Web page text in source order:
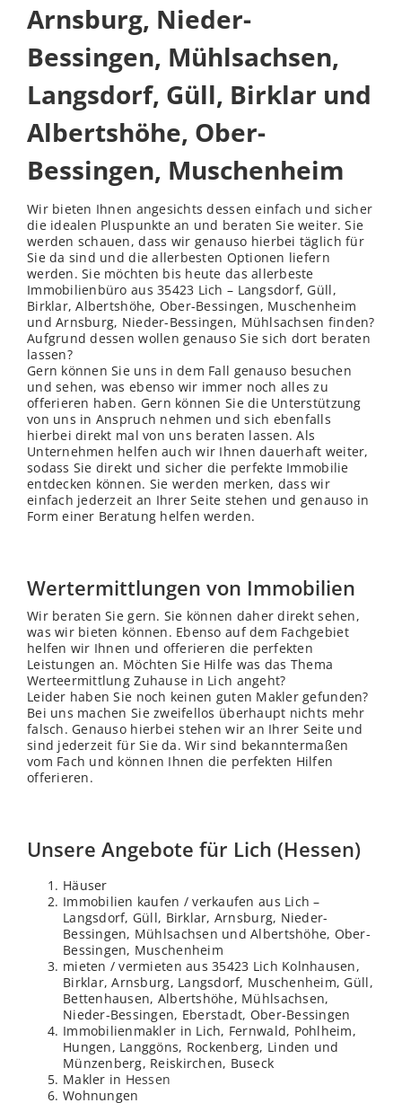
Arnsburg, Nieder-
Bessingen, Mühlsachsen,
Langsdorf, Güll, Birklar und
Albertshöhe, Ober-
Bessingen, Muschenheim
Wir bieten Ihnen angesichts dessen einfach und sicher
die idealen Pluspunkte an und beraten Sie weiter. Sie
werden schauen, dass wir genauso hierbei täglich für
Sie da sind und die allerbesten Optionen liefern
werden. Sie möchten bis heute das allerbeste
Immobilienbüro aus 35423 Lich – Langsdorf, Güll,
Birklar, Albertshöhe, Ober-Bessingen, Muschenheim
und Arnsburg, Nieder-Bessingen, Mühlsachsen finden?
Aufgrund dessen wollen genauso Sie sich dort beraten
lassen?
Gern können Sie uns in dem Fall genauso besuchen
und sehen, was ebenso wir immer noch alles zu
offerieren haben. Gern können Sie die Unterstützung
von uns in Anspruch nehmen und sich ebenfalls
hierbei direkt mal von uns beraten lassen. Als
Unternehmen helfen auch wir Ihnen dauerhaft weiter,
sodass Sie direkt und sicher die perfekte Immobilie
entdecken können. Sie werden merken, dass wir
einfach jederzeit an Ihrer Seite stehen und genauso in
Form einer Beratung helfen werden.
Wertermittlungen von Immobilien
Wir beraten Sie gern. Sie können daher direkt sehen,
was wir bieten können. Ebenso auf dem Fachgebiet
helfen wir Ihnen und offerieren die perfekten
Leistungen an. Möchten Sie Hilfe was das Thema
Werteermittlung Zuhause in Lich angeht?
Leider haben Sie noch keinen guten Makler gefunden?
Bei uns machen Sie zweifellos überhaupt nichts mehr
falsch. Genauso hierbei stehen wir an Ihrer Seite und
sind jederzeit für Sie da. Wir sind bekanntermaßen
vom Fach und können Ihnen die perfekten Hilfen
offerieren.
Unsere Angebote für Lich (Hessen)
Häuser
Immobilien kaufen / verkaufen aus Lich –
Langsdorf, Güll, Birklar, Arnsburg, Nieder-
Bessingen, Mühlsachsen und Albertshöhe, Ober-
Bessingen, Muschenheim
mieten / vermieten aus 35423 Lich Kolnhausen,
Birklar, Arnsburg, Langsdorf, Muschenheim, Güll,
Bettenhausen, Albertshöhe, Mühlsachsen,
Nieder-Bessingen, Eberstadt, Ober-Bessingen
Immobilienmakler in Lich, Fernwald, Pohlheim,
Hungen, Langgöns, Rockenberg, Linden und
Münzenberg, Reiskirchen, Buseck
Makler in Hessen
Wohnungen